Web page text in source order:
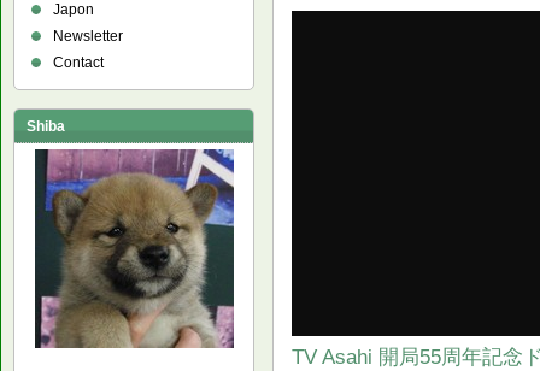
TV Asahi 開局55周年記念
Japon
Newsletter
Contact
Shiba